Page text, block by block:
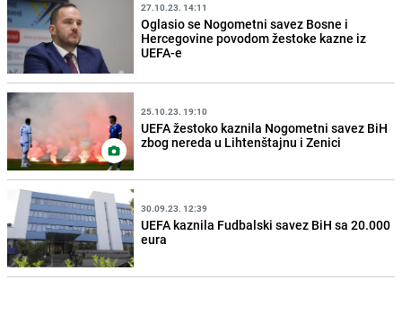
27.10.23. 14:11
Oglasio se Nogometni savez Bosne i
Hercegovine povodom žestoke kazne iz
UEFA-e
25.10.23. 19:10
UEFA žestoko kaznila Nogometni savez BiH
zbog nereda u Lihtenštajnu i Zenici
30.09.23. 12:39
UEFA kaznila Fudbalski savez BiH sa 20.000
eura